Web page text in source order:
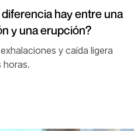
hay entre una
y una erupción?
y caída ligera
horas.